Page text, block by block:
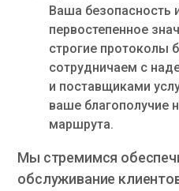
Ваша безопасность
первостепенное
строгие протоколы
сотрудничаем с
и поставщиками
ваше благополучие
маршрута.
Мы стремимся
обслуживание